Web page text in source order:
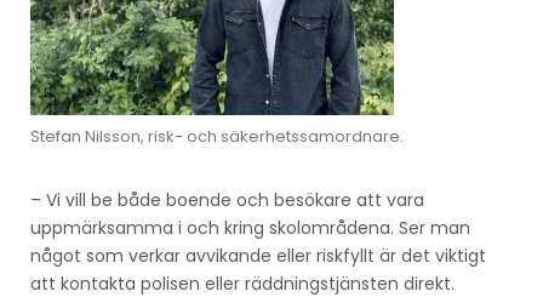
Stefan Nilsson, risk- och säkerhetssamordnare.
– Vi vill be både boende och besökare att vara
uppmärksamma i och kring skolområdena. Ser man
något som verkar avvikande eller riskfyllt är det viktigt
att kontakta polisen eller räddningstjänsten direkt.